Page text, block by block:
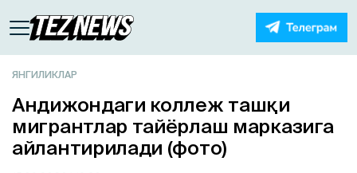
ЯНГИЛИКЛАР
Андижондаги коллеж ташқи
мигрантлар тайёрлаш марказига
айлантирилади (фото)